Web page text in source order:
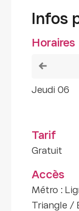
Infos
Horaires
Voir le
jeudi 06
Tarif
Gratuit
Accès
Métro :
Triangle /